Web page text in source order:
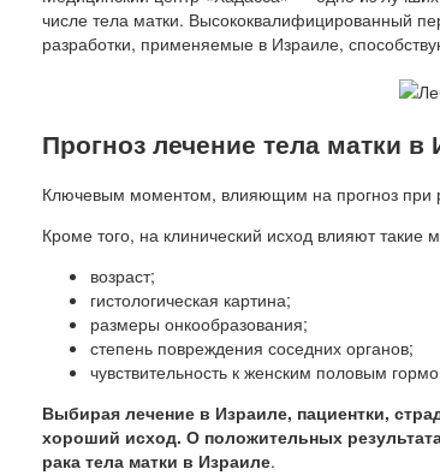
числе тела матки. Высококвалифицированный
разработки, применяемые в Израиле,
Прогноз лечение тела матки в
Ключевым моментом, влияющим на прогноз при
Кроме того, на клинический исход влияют такие
возраст;
гистологическая картина;
размеры онкообразования;
степень повреждения соседних органов;
чувствительность к женским половым
Выбирая лечение в Израиле, пациентки,
хороший исход. О положительных
рака тела матки в Израиле.